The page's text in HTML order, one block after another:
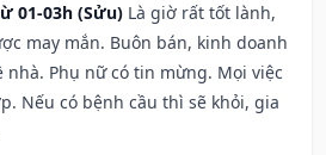
01-03h (Sửu) Là giờ rất tốt lành,
may mắn. Buôn bán, kinh doanh
Phụ nữ có tin mừng. Mọi việc
Nếu có bệnh cầu thì sẽ khỏi, gia